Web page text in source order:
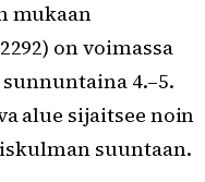
mukaan
on voimassa
4.–5.
alue sijaitsee noin
suuntaan.